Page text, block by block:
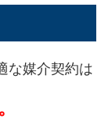
な媒介契約は